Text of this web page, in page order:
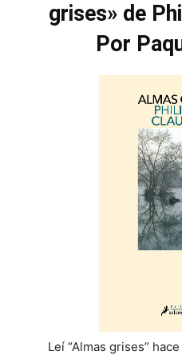
grises» de
Por
Leí “Almas grises”